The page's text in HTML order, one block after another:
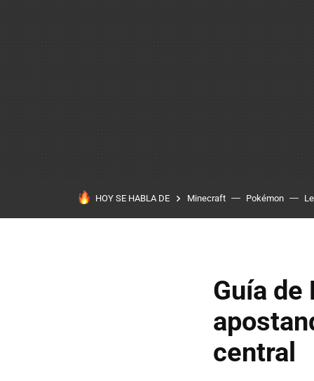
HOY SE HABLA DE Minecraft Pokémon
Guía de
central